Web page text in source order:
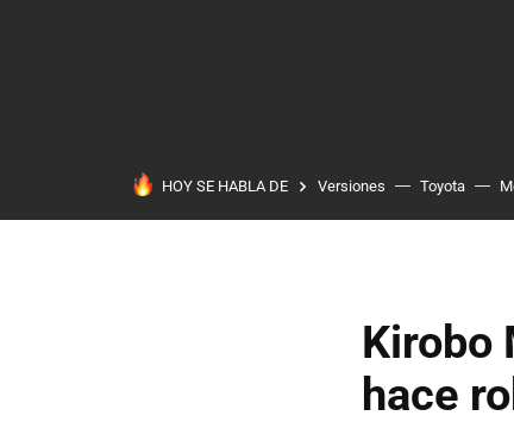
HOY SE HABLA DE Versiones Toyota
Kirobo
hace